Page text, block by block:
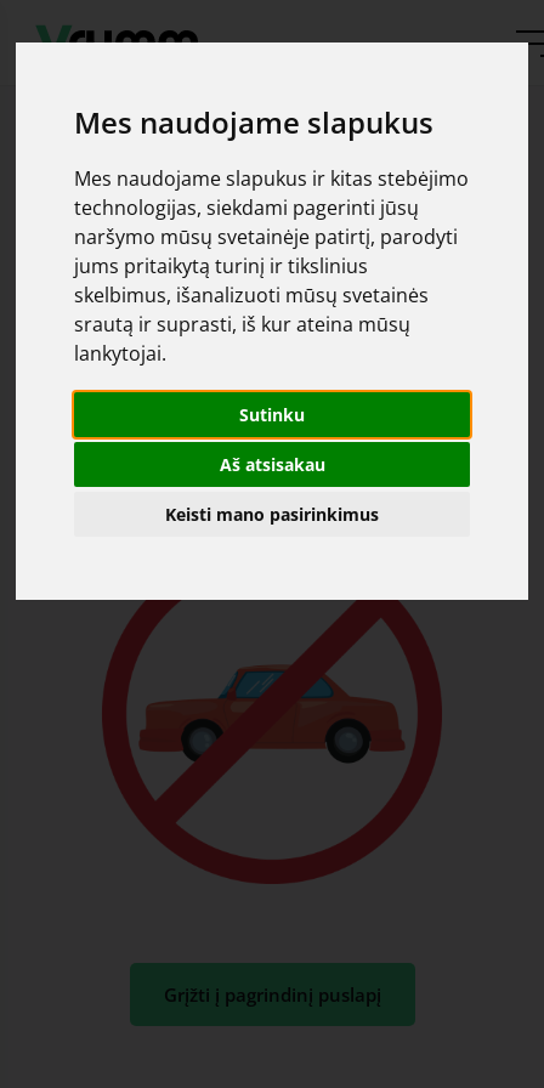
Mes naudojame slapukus
Mes naudojame slapukus ir kitas stebėjimo
technologijas, siekdami pagerinti jūsų
naršymo mūsų svetainėje patirtį, parodyti
jums pritaikytą turinį ir tikslinius
skelbimus, išanalizuoti mūsų svetainės
srautą ir suprasti, iš kur ateina mūsų
lankytojai.
Sutinku
Aš atsisakau
Keisti mano pasirinkimus
Oops, automobilis
nerastas
Apgailestaujame, tačiau jūsų ieškomas automobilis
parduotas. Daugiau pasiūlymų galite rastičia
Grįžti į pagrindinį puslapį